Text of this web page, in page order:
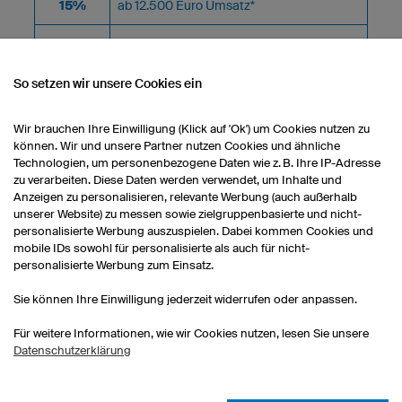
15% ab 12.500 Euro Umsatz*
* Es zählt der Gesamtumsatz der letzten 5 Jahre.
und haben in den letzten 5 Jahren einen Umsatz von 3.000
damit sofort in die 7%-Rabatt-Kategorie.
bezahlen Sie
pro Trikot. Mit
Sie immer den 10-Stück-
pro Trikot. Zusätzlich
Sie bestellen 50 . Nach
pro Trikot wieder € 50,22
Da der reguläre 50-Stück-
günstiger ist, erhalten Sie
So setzen wir unsere Cookies ein
Wir brauchen Ihre Einwilligung (Klick auf 'Ok') um Cookies nutzen zu
können. Wir und unsere Partner nutzen Cookies und ähnliche
Technologien, um personenbezogene Daten wie z. B. Ihre IP-Adresse
zu verarbeiten. Diese Daten werden verwendet, um Inhalte und
Anzeigen zu personalisieren, relevante Werbung (auch außerhalb
unserer Website) zu messen sowie zielgruppenbasierte und nicht-
personalisierte Werbung auszuspielen. Dabei kommen Cookies und
mobile IDs sowohl für personalisierte als auch für nicht-
personalisierte Werbung zum Einsatz.
Sie können Ihre Einwilligung jederzeit widerrufen oder anpassen.
Für weitere Informationen, wie wir Cookies nutzen, lesen Sie unsere
Datenschutzerklärung